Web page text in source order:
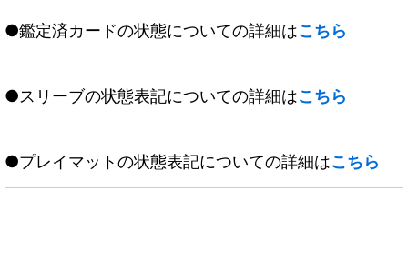
●鑑定済カードの状態についての詳細はこちら
●スリーブの状態表記についての詳細はこちら
●プレイマットの状態表記についての詳細はこちら